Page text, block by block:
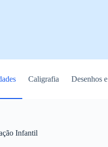
Caligrafia Desenhos
Infantil